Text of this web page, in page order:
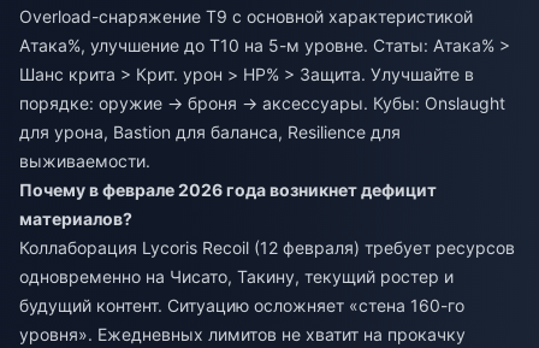
Overload-снаряжение Т9 с основной характеристикой
Атака%, улучшение до Т10 на 5-м уровне. Статы: Атака% >
Шанс крита > Крит. урон > HP% > Защита. Улучшайте в
порядке: оружие → броня → аксессуары. Кубы: Onslaught
для урона, Bastion для баланса, Resilience для
выживаемости.
Почему в феврале 2026 года возникнет дефицит
материалов?
Коллаборация Lycoris Recoil (12 февраля) требует ресурсов
одновременно на Чисато, Такину, текущий ростер и
будущий контент. Ситуацию осложняет «стена 160-го
уровня». Ежедневных лимитов не хватит на прокачку